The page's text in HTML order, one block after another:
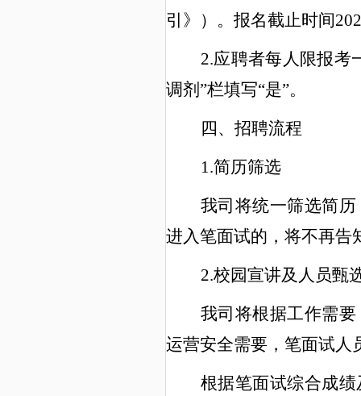
引》）。报名截止时间
2.应聘者每人限报考
调剂”栏填写“是”。
四、招聘流程
1.简历筛选
我司将统一筛选简
进入笔面试的，将不再告
2.校园宣讲及 人员甄
我司将根据工作需要
运营安全需要，笔面试人
根据笔面试综合成绩